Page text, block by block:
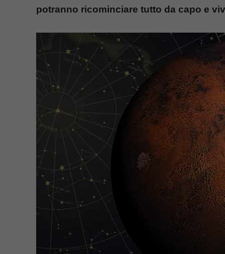
potranno ricominciare tutto da capo e